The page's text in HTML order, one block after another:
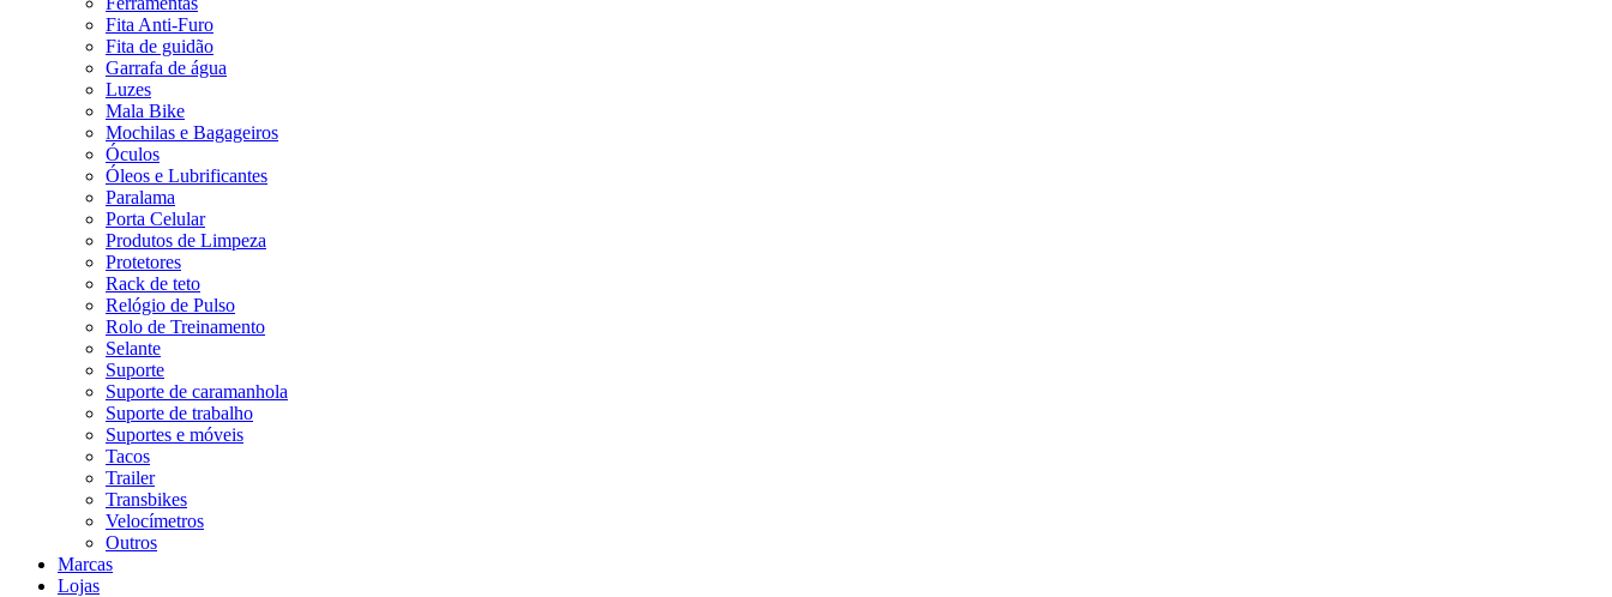
Fita Anti-Furo
Fita de guidão
Garrafa de água
Luzes
Mala Bike
Mochilas e Bagageiros
Óculos
Óleos e Lubrificantes
Paralama
Porta Celular
Produtos de Limpeza
Protetores
Rack de teto
Relógio de Pulso
Rolo de Treinamento
Selante
Suporte
Suporte de caramanhola
Suporte de trabalho
Suportes e móveis
Tacos
Trailer
Transbikes
Velocímetros
Outros
Marcas
Lojas